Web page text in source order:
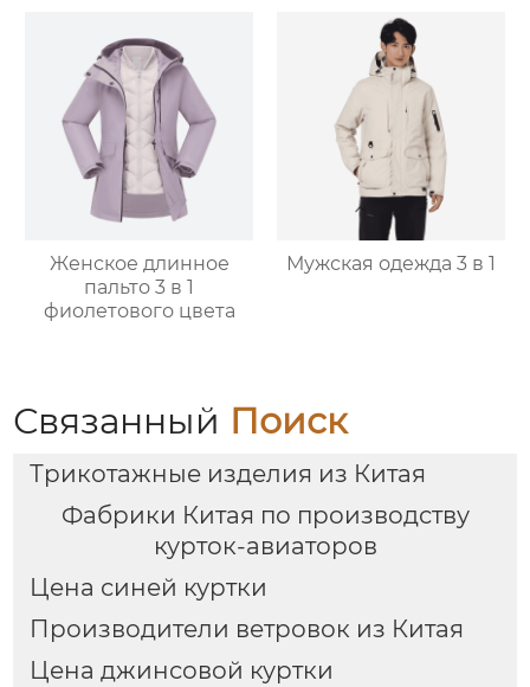
Женское длинное
пальто 3 в 1
фиолетового цвета
Мужская одежда 3 в 1
Связанный Поиск
Трикотажные изделия из Китая
Фабрики Китая по производству
курток-авиаторов
Цена синей куртки
Производители ветровок из Китая
Цена джинсовой куртки